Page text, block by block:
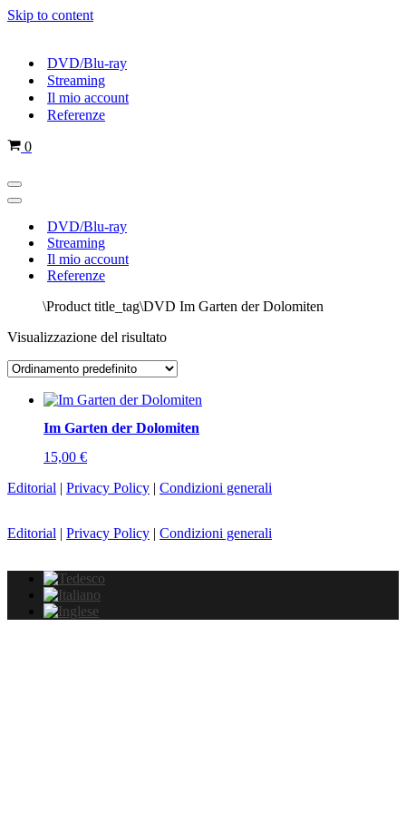
Skip to content
DVD/Blu-ray
Streaming
Il mio account
Referenze
Cart
0
Menu
di
Menu
navigazioneDVD/Blu-ray
Streaming
Il mio account
Referenze
\Product title_tag\DVD Im Garten der Dolomiten
Visualizzazione del risultato
Im Garten der Dolomiten
15,00 €
Editorial | Privacy Policy | Condizioni generali
Editorial | Privacy Policy | Condizioni generali